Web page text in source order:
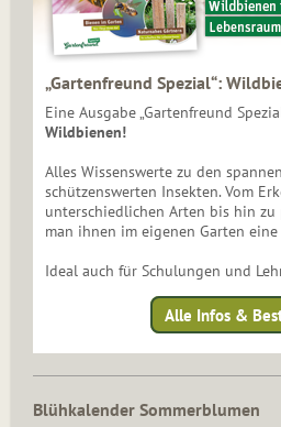
„Gartenfreund Spezial“:
Eine Ausgabe „Gartenfreund
Wildbienen!
Alles Wissenswerte zu den
schützenswerten Insekten. Vom
unterschiedlichen Arten bis hin zu
man ihnen im eigenen Garten
Ideal auch für Schulungen und
Alle Infos &
Blühkalender Sommerblumen